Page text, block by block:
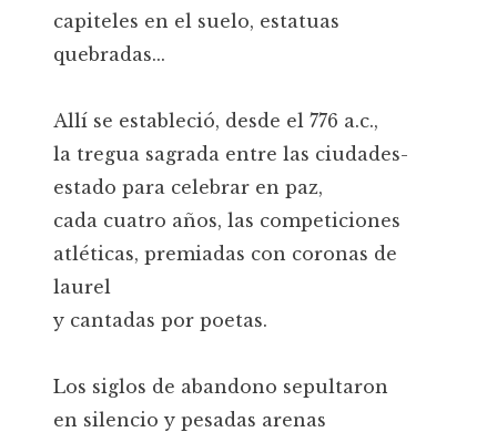
capiteles en el suelo, estatuas
quebradas...
Allí se estableció, desde el 776 a.c.,
la tregua sagrada entre las ciudades-
estado para celebrar en paz,
cada cuatro años, las competiciones
atléticas, premiadas con coronas de
laurel
y cantadas por poetas.
Los siglos de abandono sepultaron
en silencio y pesadas arenas